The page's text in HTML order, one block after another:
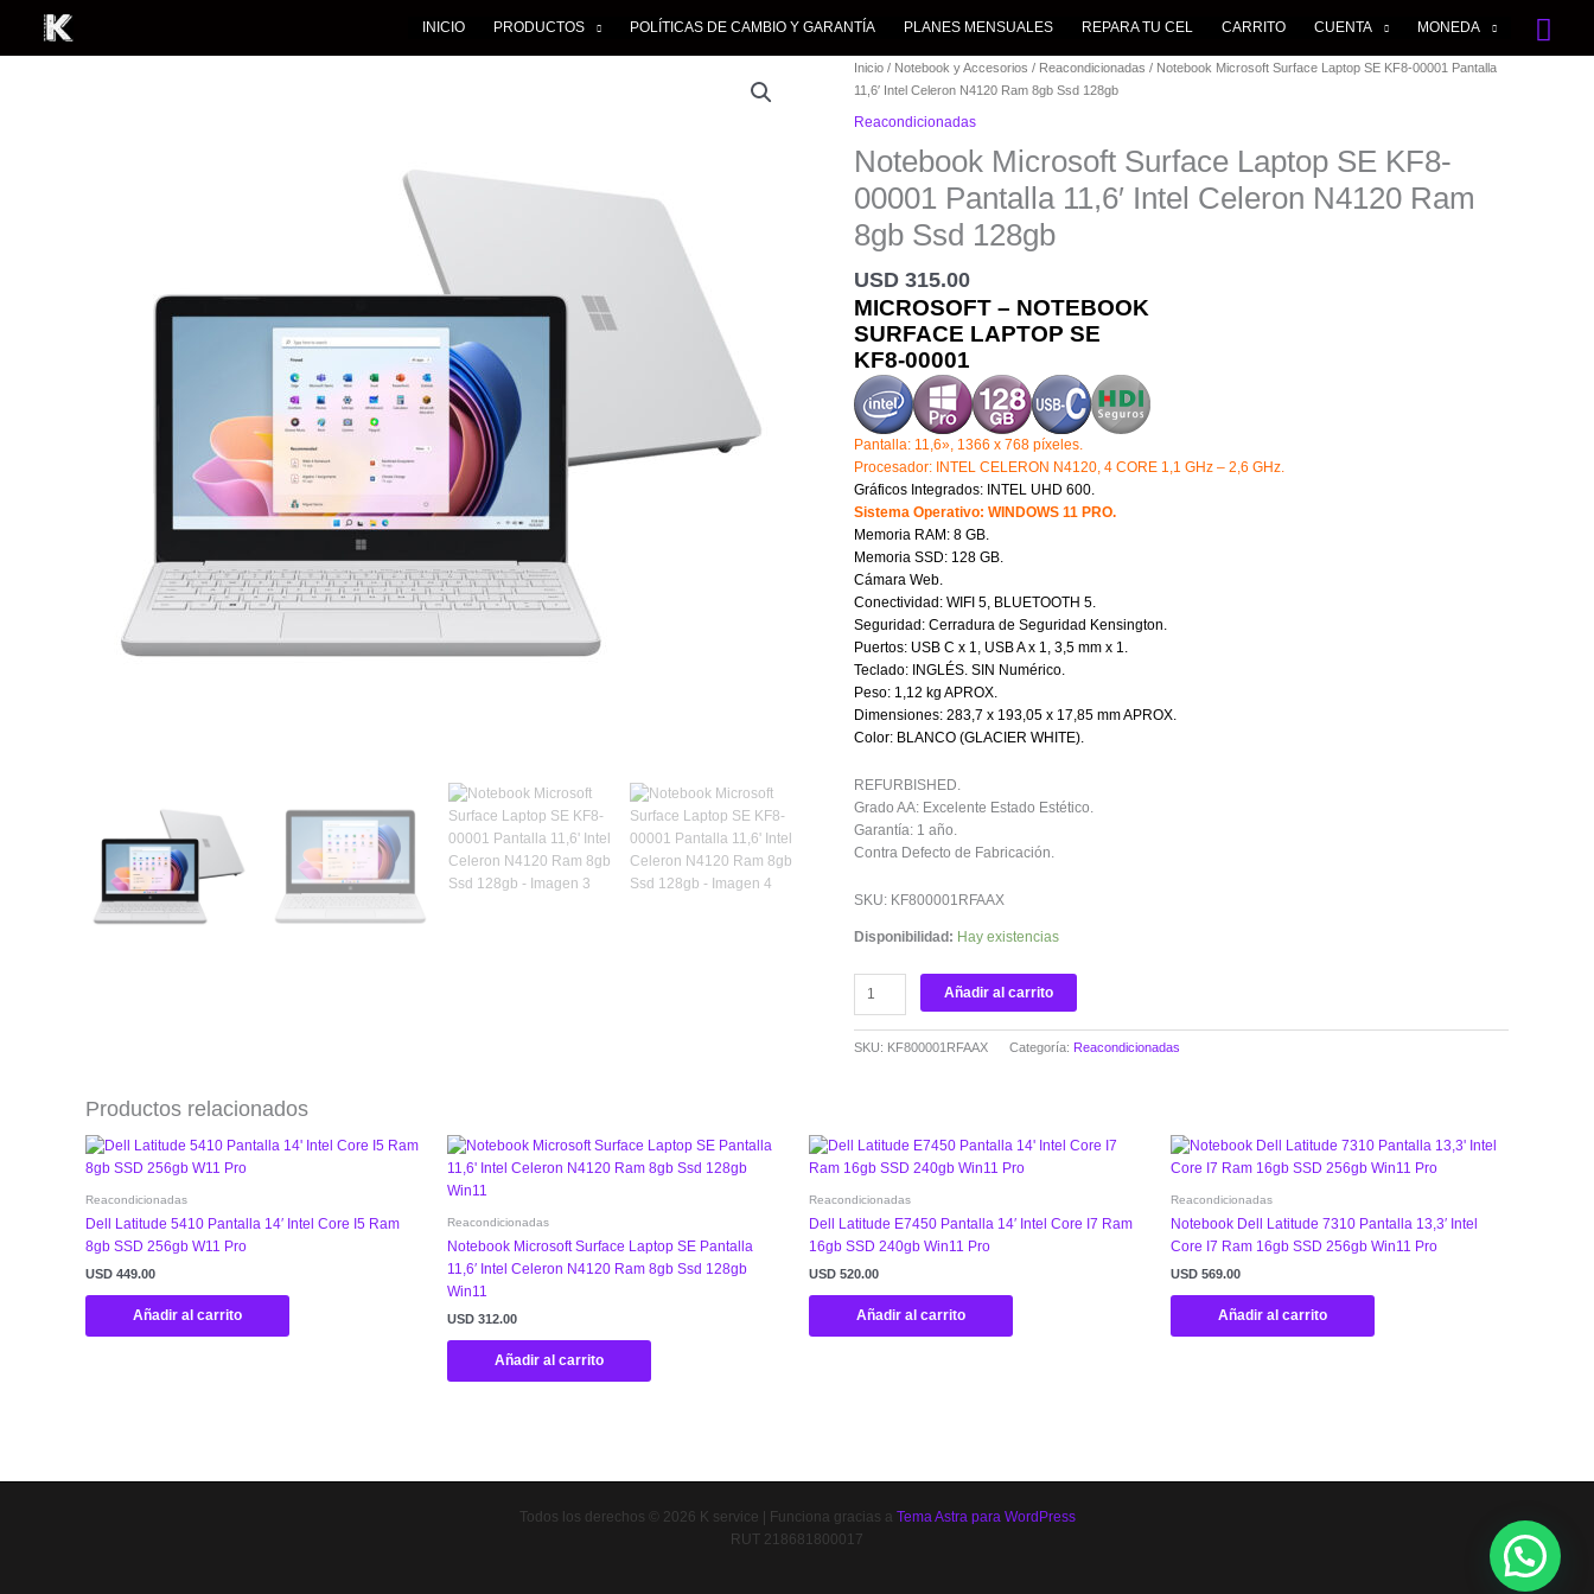
INICIO PRODUCTOS POLÍTICAS DE CAMBIO Y GARANTÍA​ PLANES MENSUALES REPARA TU CEL CARRITO CUENTA MONEDA
Inicio / Notebook y Accesorios / Reacondicionadas / Notebook Microsoft Surface Laptop SE KF8-00001 Pantalla
11,6′ Intel Celeron N4120 Ram 8gb Ssd 128gb
Reacondicionadas
Notebook Microsoft Surface Laptop SE KF8-
00001 Pantalla 11,6′ Intel Celeron N4120 Ram
8gb Ssd 128gb
USD 315.00
MICROSOFT – NOTEBOOK
SURFACE LAPTOP SE
KF8-00001
Pantalla: 11,6», 1366 x 768 píxeles.
Procesador: INTEL CELERON N4120, 4 CORE 1,1 GHz – 2,6 GHz.
Gráficos Integrados: INTEL UHD 600.
Sistema Operativo: WINDOWS 11 PRO.
Memoria RAM: 8 GB.
Memoria SSD: 128 GB.
Cámara Web.
Conectividad: WIFI 5, BLUETOOTH 5.
Seguridad: Cerradura de Seguridad Kensington.
Puertos: USB C x 1, USB A x 1, 3,5 mm x 1.
Teclado: INGLÉS. SIN Numérico.
Peso: 1,12 kg APROX.
Dimensiones: 283,7 x 193,05 x 17,85 mm APROX.
Color: BLANCO (GLACIER WHITE).
REFURBISHED.
Grado AA: Excelente Estado Estético.
Garantía: 1 año.
Contra Defecto de Fabricación.
SKU: KF800001RFAAX
Disponibilidad: Hay existencias
Notebook
Microsoft
SE
00001
Pantalla
11,6'
Intel
Celeron
N4120
Ram
8gb
Ssd
128gb
cantidad
Añadir al carrito
SKU: KF800001RFAAX Categoría: Reacondicionadas
Productos relacionados
Reacondicionadas
Dell Latitude 5410 Pantalla 14′ Intel Core I5 Ram
8gb SSD 256gb W11 Pro
USD 449.00
Añadir al carrito
Reacondicionadas
Notebook Microsoft Surface Laptop SE Pantalla
11,6′ Intel Celeron N4120 Ram 8gb Ssd 128gb
Win11
USD 312.00
Añadir al carrito
Reacondicionadas
Dell Latitude E7450 Pantalla 14′ Intel Core I7 Ram
16gb SSD 240gb Win11 Pro
USD 520.00
Añadir al carrito
Reacondicionadas
Notebook Dell Latitude 7310 Pantalla 13,3′ Intel
Core I7 Ram 16gb SSD 256gb Win11 Pro
USD 569.00
Añadir al carrito
Todos los derechos © 2026 K service | Funciona gracias a Tema Astra para WordPress
RUT 218681800017